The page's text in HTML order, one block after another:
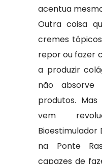
acentua
Outra coisa
cremes
repor ou fazer
a produzir
não absorve
produtos.
vem
Bioestimulador
na Ponte
capazes de